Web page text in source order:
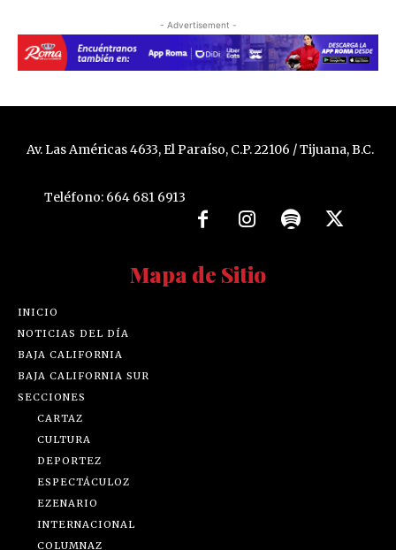
- Advertisement -
Av. Las Américas 4633, El Paraíso, C.P. 22106 / Tijuana, B.C.
Teléfono: 664 681 6913
Mapa de Sitio
INICIO
NOTICIAS DEL DÍA
BAJA CALIFORNIA
BAJA CALIFORNIA SUR
SECCIONES
CARTAZ
CULTURA
DEPORTEZ
ESPECTÁCULOZ
EZENARIO
INTERNACIONAL
COLUMNAZ